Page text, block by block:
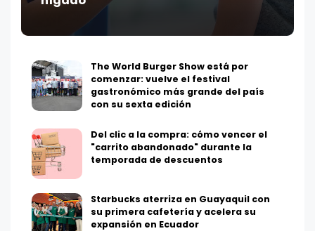
The World Burger Show está por
comenzar: vuelve el festival
gastronómico más grande del país
con su sexta edición
Del clic a la compra: cómo vencer el
"carrito abandonado" durante la
temporada de descuentos
Starbucks aterriza en Guayaquil con
su primera cafetería y acelera su
expansión en Ecuador